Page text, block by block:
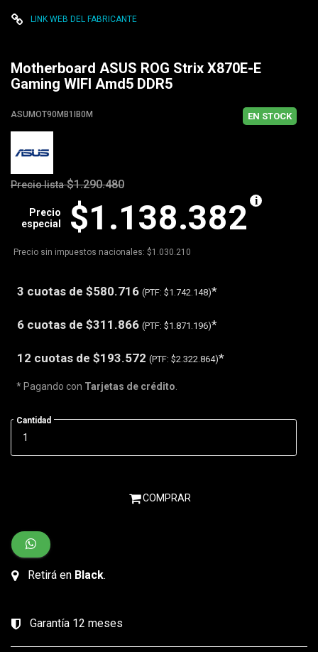
LINK WEB DEL FABRICANTE
Motherboard ASUS ROG Strix X870E-E
Gaming WIFI Amd5 DDR5
ASUMOT90MB1IB0M EN STOCK
Precio lista $1.290.480
$1.138.382
Precio
especial
Precio sin impuestos nacionales: $1.030.210
3 cuotas de $580.716 (PTF: $1.742.148)*
6 cuotas de $311.866 (PTF: $1.871.196)*
12 cuotas de $193.572 (PTF: $2.322.864)*
* Pagando con Tarjetas de crédito
Cantidad
COMPRAR
Retirá en Black.
Garantía 12 meses